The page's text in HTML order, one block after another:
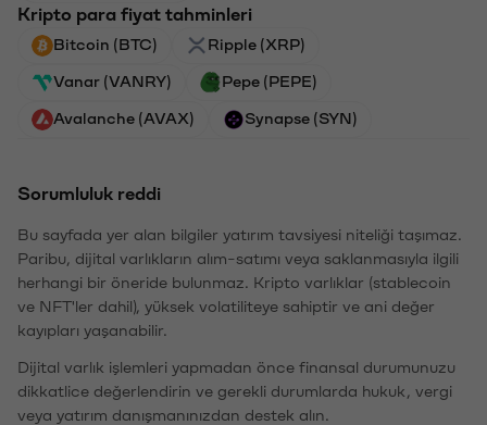
Kripto para fiyat tahminleri
Bitcoin (BTC) Ripple (XRP)
Vanar (VANRY) Pepe (PEPE)
Avalanche (AVAX) Synapse (SYN)
Sorumluluk reddi
Bu sayfada yer alan bilgiler yatırım tavsiyesi niteliği taşımaz.
Paribu, dijital varlıkların alım-satımı veya saklanmasıyla ilgili
herhangi bir öneride bulunmaz. Kripto varlıklar (stablecoin
ve NFT'ler dahil), yüksek volatiliteye sahiptir ve ani değer
kayıpları yaşanabilir.
Dijital varlık işlemleri yapmadan önce finansal durumunuzu
dikkatlice değerlendirin ve gerekli durumlarda hukuk, vergi
veya yatırım danışmanınızdan destek alın.